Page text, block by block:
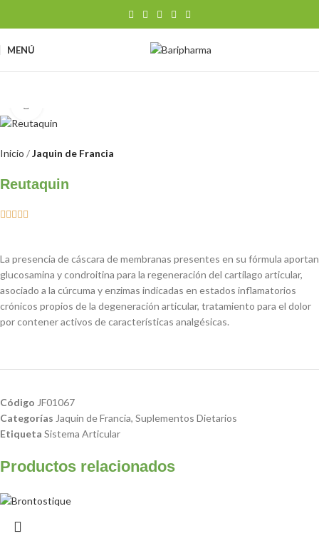
MENÚ
Inicio Jaquin de Francia
Reutaquin
    
La presencia de cáscara de membranas presentes en su fórmula aportan
glucosamina y condroitina para la regeneración del cartílago articular,
asociado a la cúrcuma y enzimas indicadas en estados inflamatorios
crónicos propios de la degeneración articular, tratamiento para el dolor
por contener activos de características analgésicas.
Código JF01067
Categorías Jaquin de Francia, Suplementos Dietarios
Etiqueta Sistema Articular
Productos relacionados